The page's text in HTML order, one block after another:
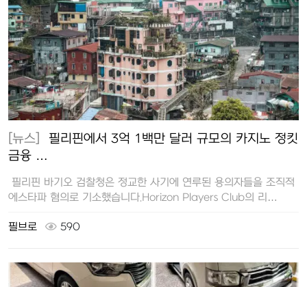
[뉴스]
금융 …
필리핀 바기오 검찰청은 정교한 사기에 연루된 용의자들을 조직적
에스타파 혐의로 기소했습니다.Horizon Players Club의 리…
필브로 590